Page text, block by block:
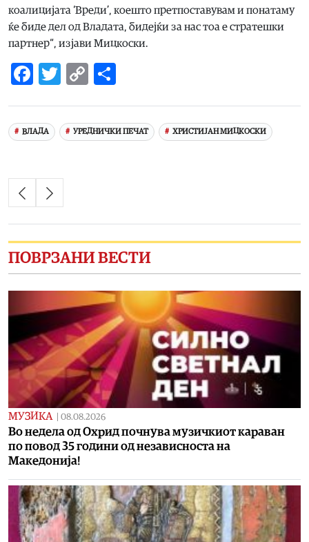
коалицијата ‘Вреди’, коешто претпоставувам и понатаму
ќе биде дел од Владата, бидејќи за нас тоа е стратешки
партнер“, изјави Мицкоски.
Facebook
Twitter
Copy
ВЛАДА УРЕДНИЧКИ ПЕЧАТ ХРИСТИЈАН МИЦКОСКИ
ПОВРЗАНИ ВЕСТИ
МУЗИКА 08.08.2026
Во недела од Охрид почнува музичкиот караван
по повод 35 години од независноста на
Македонија!